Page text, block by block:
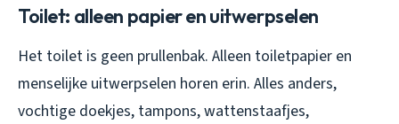
Toilet: alleen papier en uitwerpselen
Het toilet is geen prullenbak. Alleen toiletpapier en
menselijke uitwerpselen horen erin. Alles anders,
vochtige doekjes, tampons, wattenstaafjes,